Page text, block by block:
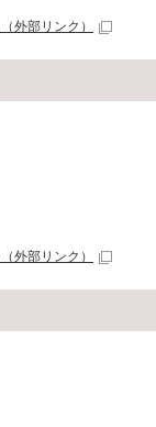
（外部リンク）
（外部リンク）